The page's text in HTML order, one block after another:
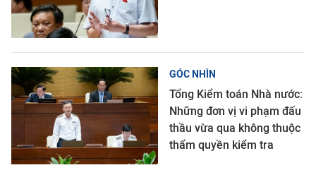
GÓC NHÌN
Tổng Kiểm toán Nhà nước:
Những đơn vị vi phạm đấu
thầu vừa qua không thuộc
thẩm quyền kiểm tra